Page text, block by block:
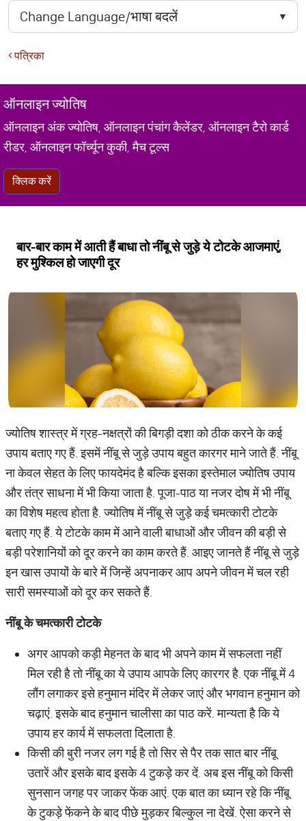
पत्रिका
ऑनलाइन ज्योतिष
ऑनलाइन अंक ज्योतिष, ऑनलाइन पंचांग कैलेंडर, ऑनलाइन टैरो कार्ड
रीडर, ऑनलाइन फॉर्च्यून कुकी, मैच टूल्स
क्लिक करें
बार-बार काम में आती हैं बाधा तो नींबू से जुड़े ये टोटके आजमाएं,
हर मुश्किल हो जाएगी दूर
ज्योतिष शास्त्र में ग्रह-नक्षत्रों की बिगड़ी दशा को ठीक करने के कई
उपाय बताए गए हैं. इसमें नींबू से जुड़े उपाय बहुत कारगर माने जाते हैं. नींबू
ना केवल सेहत के लिए फायदेमंद है बल्कि इसका इस्तेमाल ज्योतिष उपाय
और तंत्र साधना में भी किया जाता है. पूजा-पाठ या नजर दोष में भी नींबू
का विशेष महत्व होता है. ज्योतिष में नींबू से जुड़े कई चमत्कारी टोटके
बताए गए हैं. ये टोटके काम में आने वाली बाधाओं और जीवन की बड़ी से
बड़ी परेशानियों को दूर करने का काम करते हैं. आइए जानते हैं नींबू से जुड़े
इन खास उपायों के बारे में जिन्हें अपनाकर आप अपने जीवन में चल रही
सारी समस्याओं को दूर कर सकते हैं.
नींबूकेचमत्कारीटोटके
अगर आपको कड़ी मेहनत के बाद भी अपने काम में सफलता नहीं
मिल रही है तो नींबू का ये उपाय आपके लिए कारगर है. एक नींबू में 4
लौंग लगाकर इसे हनुमान मंदिर में लेकर जाएं और भगवान हनुमान को
चढ़ाएं. इसके बाद हनुमान चालीसा का पाठ करें. मान्यता है कि ये
उपाय हर कार्य में सफलता दिलाता है.
किसी की बुरी नजर लग गई है तो सिर से पैर तक सात बार नींबू
उतारें और इसके बाद इसके 4 टुकड़े कर दें. अब इस नींबू को किसी
सुनसान जगह पर जाकर फेंक आएं. एक बात का ध्यान रहे कि नींबू
के टुकड़े फेंकने के बाद पीछे मुड़कर बिल्कुल ना देखें. ऐसा करने से